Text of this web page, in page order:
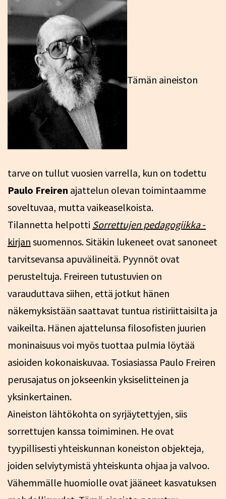
Tämän aineiston
tarve on tullut vuosien varrella, kun on todettu
Paulo Freiren ajattelun olevan toimintaamme
soveltuvaa, mutta vaikeaselkoista.
Tilannetta helpotti Sorrettujen pedagogiikka-
kirjan suomennos. Sitäkin lukeneet ovat sanoneet
tarvitsevansa apuvälineitä. Pyynnöt ovat
perusteltuja. Freireen tutustuvien on
varauduttava siihen, että jotkut hänen
näkemyksistään saattavat tuntua ristiriittaisilta ja
vaikeilta. Hänen ajattelunsa filosofisten juurien
moninaisuus voi myös tuottaa pulmia löytää
asioiden kokonaiskuvaa. Tosiasiassa Paulo Freiren
perusajatus on jokseenkin yksiselitteinen ja
yksinkertainen.
Aineiston lähtökohta on syrjäytettyjen, siis
sorrettujen kanssa toimiminen. He ovat
tyypillisesti yhteiskunnan koneiston objekteja,
joiden selviytymistä yhteiskunta ohjaa ja valvoo.
Vähemmälle huomiolle ovat jääneet kasvatuksen